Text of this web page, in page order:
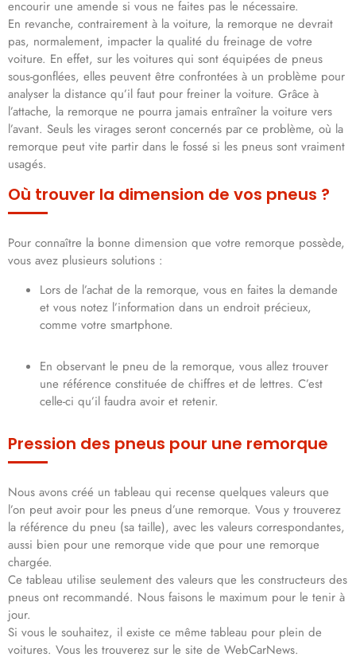
encourir une amende si vous ne faites pas le nécessaire.
En revanche, contrairement à la voiture, la remorque ne devrait
pas, normalement, impacter la qualité du freinage de votre
voiture. En effet, sur les voitures qui sont équipées de pneus
sous-gonflées, elles peuvent être confrontées à un problème pour
analyser la distance qu’il faut pour freiner la voiture. Grâce à
l’attache, la remorque ne pourra jamais entraîner la voiture vers
l’avant. Seuls les virages seront concernés par ce problème, où la
remorque peut vite partir dans le fossé si les pneus sont vraiment
usagés.
Où trouver la dimension de vos pneus ?
Pour connaître la bonne dimension que votre remorque possède,
vous avez plusieurs solutions :
Lors de l’achat de la remorque, vous en faites la demande
et vous notez l’information dans un endroit précieux,
comme votre smartphone.
En observant le pneu de la remorque, vous allez trouver
une référence constituée de chiffres et de lettres. C’est
celle-ci qu’il faudra avoir et retenir.
Pression des pneus pour une remorque
Nous avons créé un tableau qui recense quelques valeurs que
l’on peut avoir pour les pneus d’une remorque. Vous y trouverez
la référence du pneu (sa taille), avec les valeurs correspondantes,
aussi bien pour une remorque vide que pour une remorque
chargée.
Ce tableau utilise seulement des valeurs que les constructeurs des
pneus ont recommandé. Nous faisons le maximum pour le tenir à
jour.
Si vous le souhaitez, il existe ce même tableau pour plein de
voitures. Vous les trouverez sur le site de WebCarNews.